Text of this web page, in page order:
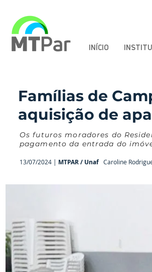
INÍCIO
Os futuros moradores do
pagamento da entrada do
13/07/2024 | MTPAR / Unaf Caroline
Famílias de
aquisição de